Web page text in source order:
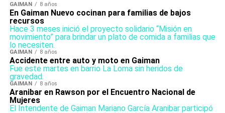
GAIMAN 8 años
En Gaiman Nuevo cocinan para familias de bajos
recursos
Hace 3 meses inició el proyecto solidario “Misión en
movimiento” para brindar un plato de comida a familias que
lo necesiten.
GAIMAN 8 años
Accidente entre auto y moto en Gaiman
Fue este martes en barrio La Loma sin heridos de
gravedad.
GAIMAN 8 años
Aranibar en Rawson por el Encuentro Nacional de
Mujeres
El Intendente de Gaiman Mariano García Aranibar participó